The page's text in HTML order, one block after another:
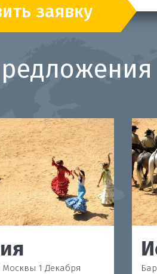
заявку
1 Декабря